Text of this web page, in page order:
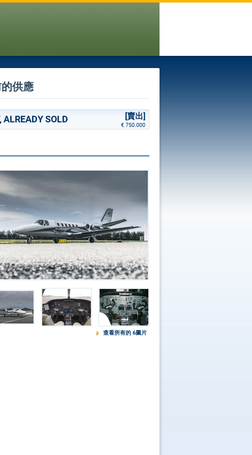
供應
SOLD [賣出]
€ 750.000
查看所有的 6圖片